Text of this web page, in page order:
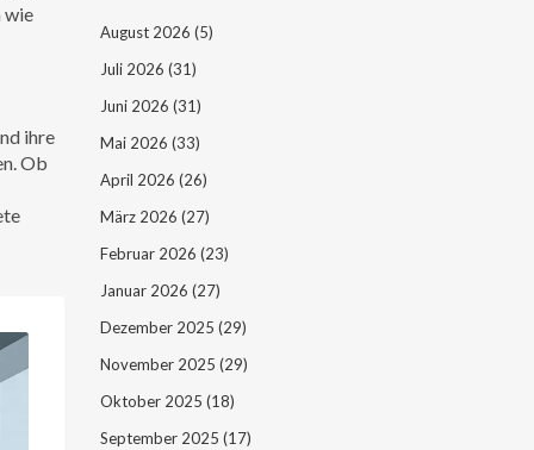
wie
ihre
Ob
August 2026 (5)
Juli 2026 (31)
Juni 2026 (31)
Mai 2026 (33)
April 2026 (26)
März 2026 (27)
Februar 2026 (23)
Januar 2026 (27)
Dezember 2025 (29)
November 2025 (29)
Oktober 2025 (18)
September 2025 (17)